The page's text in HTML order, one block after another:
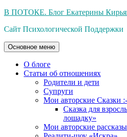
Перейти
содержимому
В ПОТОКЕ. Блог Екатерины
Сайт Психологической Поддержки
Основное меню
О блоге
Статьи об отношениях
Родители и дети
Супруги
Мои авторские Сказки
Сказка для
лошадку»
Мои авторские рассказы